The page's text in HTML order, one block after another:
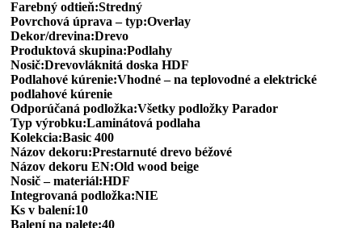
Farebný odtieň:Stredný
Povrchová úprava – typ:Overlay
Dekor/drevina:Drevo
Produktová skupina:Podlahy
Nosič:Drevovláknitá doska HDF
Podlahové kúrenie:Vhodné – na teplovodné a elektrické
podlahové kúrenie
Odporúčaná podložka:Všetky podložky Parador
Typ výrobku:Laminátová podlaha
Kolekcia:Basic 400
Názov dekoru:Prestarnuté drevo béžové
Názov dekoru EN:Old wood beige
Nosič – materiál:HDF
Integrovaná podložka:NIE
Ks v balení:10
Balení na palete:40